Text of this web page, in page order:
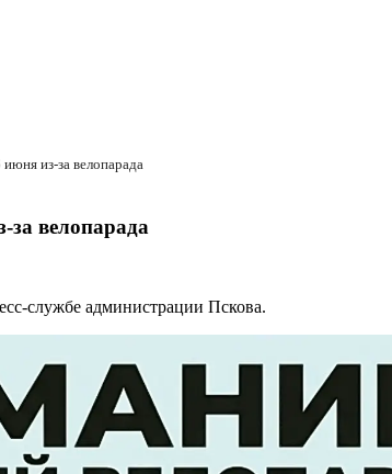
из-за велопарада
велопарада
службе администрации Пскова.